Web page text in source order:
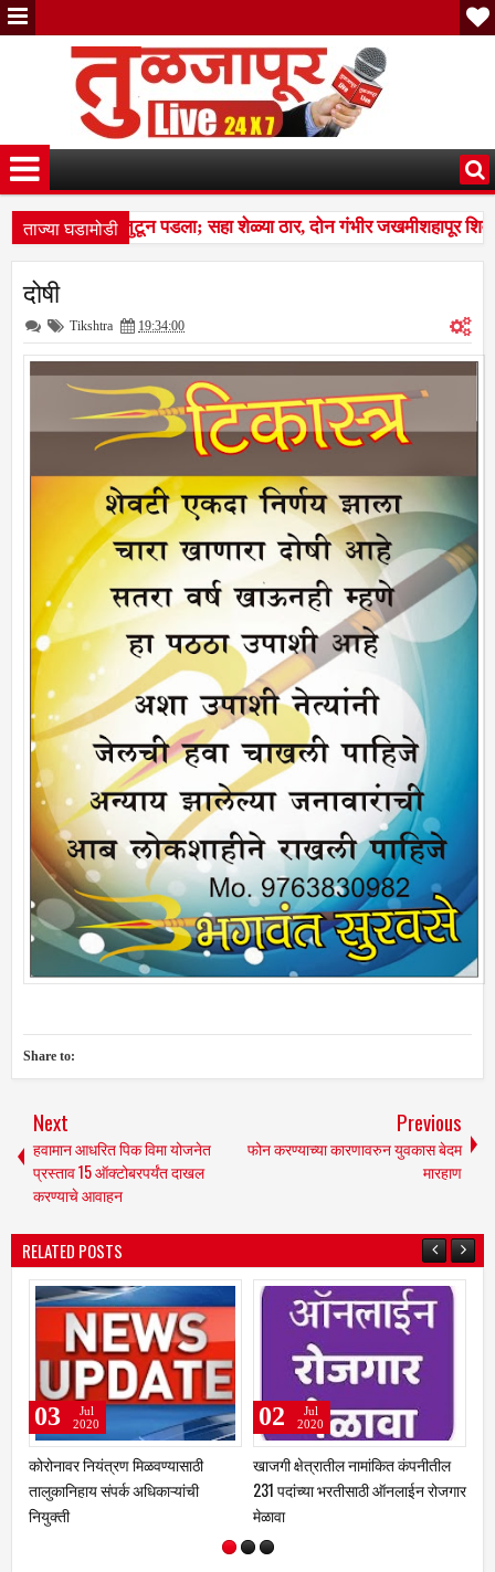
ताज्या घडामोडी
कळप शेळ्यांवर तुटून पडला; सहा शेळ्या ठार, दोन गंभीर जखमीशहापूर
बस देतो' म्हणत १७ लाखांचा गंडा; तुळजापूर तालुक्यातील दाम्पत्याची
कळप शेळ्यांवर तुटून पडला; सहा शेळ्या ठार, दोन गंभीर जखमीशहापूर
दोषी
Tikshtra 19:34:00
Share to:
Next
हवामान आधरित पिक विमा योजनेत
प्रस्ताव 15 ऑक्टोबरपर्यंत दाखल
करण्याचे आवाहन
Previous
फोन करण्‍याच्‍या कारणावरुन युवकास बेदम
मारहाण
RELATED POSTS
खाजगी क्षेत्रातील नामांकित कंपनीतील
231 पदांच्या भरतीसाठी ऑनलाईन रोजगार
मेळावा
Jul
2020
शिमगा
15
Mar
2014
गारपीट